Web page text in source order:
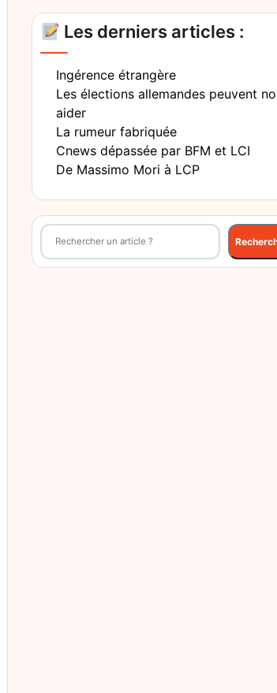
Les derniers articles :
Ingérence étrangère
Les élections allemandes peuvent
aider
La rumeur fabriquée
Cnews dépassée par BFM et LCI
De Massimo Mori à LCP
Rechercher